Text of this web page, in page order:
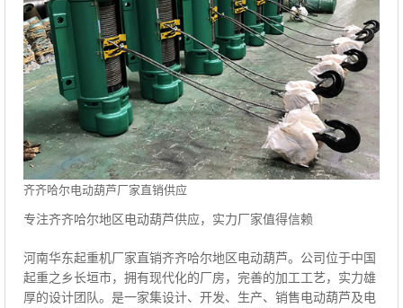
齐齐哈尔电动葫芦厂家直销供应
专注齐齐哈尔地区电动葫芦供应，实力厂家值得信赖
河南华东起重机厂家直销齐齐哈尔地区电动葫芦。公司位于中国
起重之乡长垣市，拥有现代化的厂房，完善的加工工艺，实力雄
厚的设计团队。是一家集设计、开发、生产、销售电动葫芦及电